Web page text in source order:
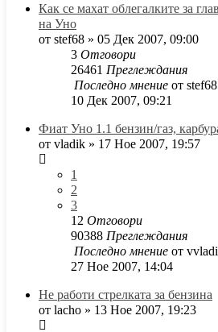
Как се махат облегалките за
на Уно
от stef68 » 05 Дек 2007, 09:00
3 Отговори
26461 Преглеждания
Последно мнение от stef68
10 Дек 2007, 09:21
Фиат Уно 1.1 бензин/газ,
от vladik » 17 Ное 2007, 19:57
1
2
3
12 Отговори
90388 Преглеждания
Последно мнение от
27 Ное 2007, 14:04
Нe работи стрелката за бензина
от lacho » 13 Ное 2007, 19:23